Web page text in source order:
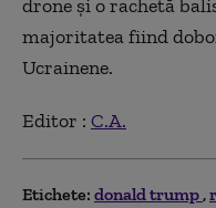
drone şi o rachetă
majoritatea fiind
Ucrainene.
Editor : C.A.
Etichete: donald trump